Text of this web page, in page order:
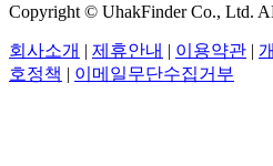
Copyright © UhakFinder Co., Ltd.
회사소개 | 제휴안내 | 이용약관 |
호정책 | 이메일무단수집거부